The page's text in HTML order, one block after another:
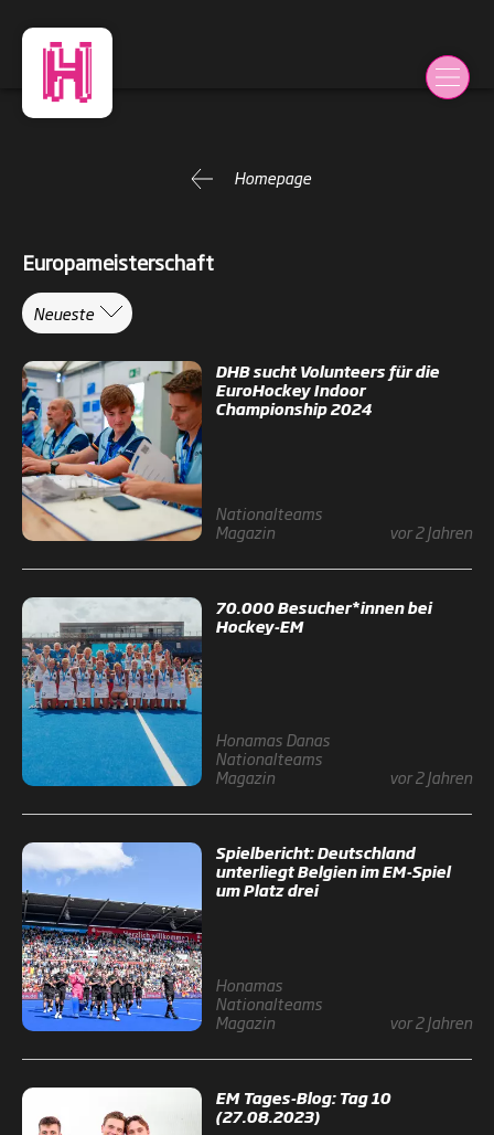
Homepage
Europameisterschaft
Neueste
DHB sucht Volunteers für die
EuroHockey Indoor
Championship 2024
Nationalteams
Magazin
vor 2 Jahren
70.000 Besucher*innen bei
Hockey-EM
HonamasDanas
Nationalteams
Magazin
vor 2 Jahren
Spielbericht: Deutschland
unterliegt Belgien im EM-Spiel
um Platz drei
Honamas
Nationalteams
Magazin
vor 2 Jahren
EM Tages-Blog: Tag 10
(27.08.2023)